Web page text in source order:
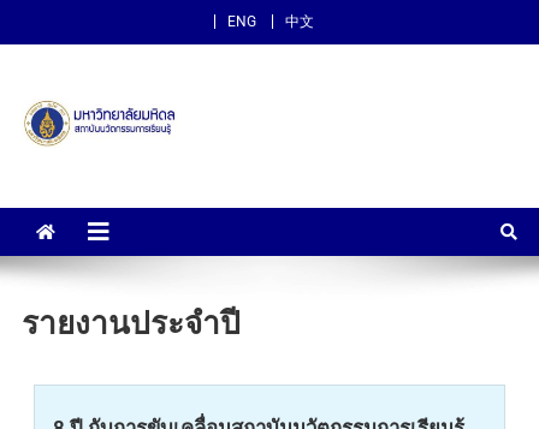
ENG 中文
สถาบันนวัตกรรมการเรียนรู้
รายงานประจำปี